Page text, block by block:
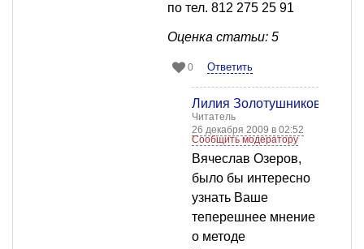
по тел. 812 275 25 91
Оценка статьи: 5
0 Ответить
Лилия Золотушникова
Читатель
26 декабря 2009 в 02:52
Сообщить модератору
Вячеслав Озеров,
было бы интересно
узнать Ваше
теперешнее мнение
о методе